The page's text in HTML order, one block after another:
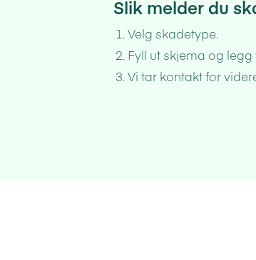
Slik melder du
Velg skadetype.
Fyll ut skjema og
Vi tar kontakt for